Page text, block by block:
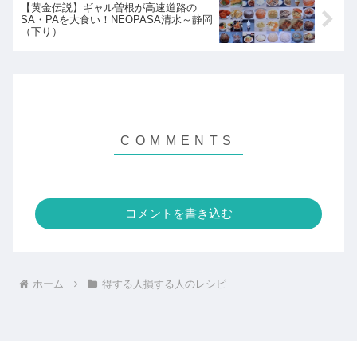
【黄金伝説】ギャル曽根が高速道路の
SA・PAを大食い！NEOPASA清水～静岡
（下り）
コメントを書き込む
ホーム 得する人損する人のレシピ